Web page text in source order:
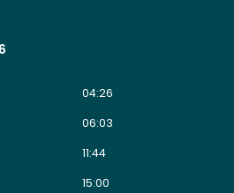
04:26
06:03
11:44
15:00